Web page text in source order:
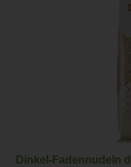
Dinkel-Fadennudeln